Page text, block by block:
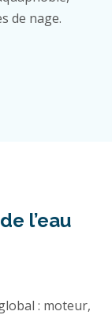
de nage.
l’eau
: moteur,